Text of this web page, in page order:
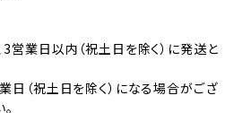
営業日以内（祝土日を除く）に発送と
日（祝土日を除く）になる場合がござ